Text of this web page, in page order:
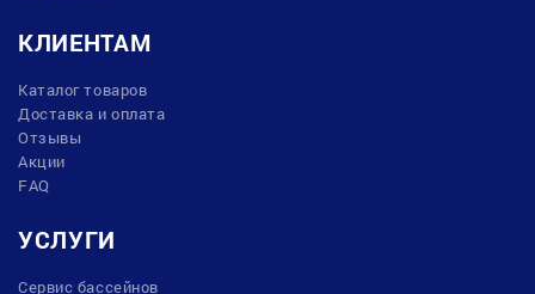
КЛИЕНТАМ
Каталог товаров
Доставка и оплата
Отзывы
Акции
FAQ
УСЛУГИ
Сервис бассейнов